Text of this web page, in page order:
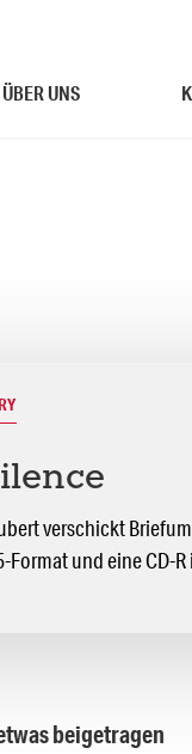
ÜBER UNS
verschickt
Format und eine CD-
beigetragen